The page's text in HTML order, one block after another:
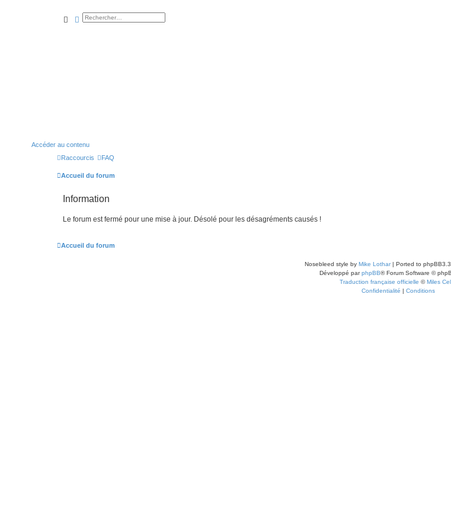
Accéder au contenu
rechercher
rechercheavancée
Raccourcis FAQ
Accueil du forum
Information
Le forum est fermé pour une mise à jour. Désolé pour les désagréments causés !
Accueil du forum
Nosebleed style by Mike Lothar| Ported to
Développé parphpBB® Forum Software ©
Traduction française officielle ©Miles
Confidentialité | Conditions